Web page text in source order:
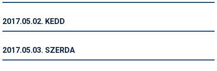
Ingatlan
2017.05.02. KEDD
2017.05.03. SZERDA